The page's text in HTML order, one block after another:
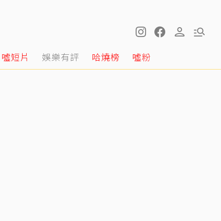
噓短片 娛樂有評 哈燒榜 噓粉